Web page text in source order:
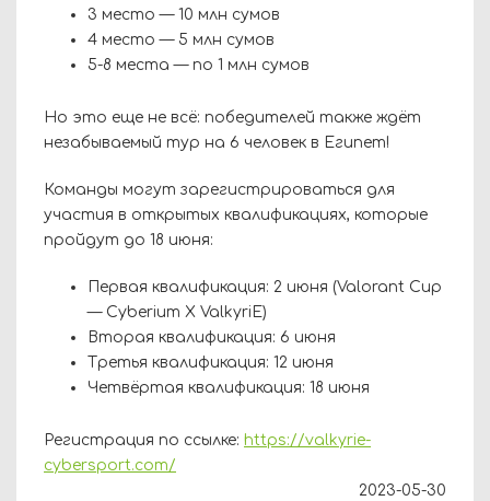
3 место — 10 млн сумов
4 место — 5 млн сумов
5-8 места — по 1 млн сумов
Но это еще не всё: победителей также ждёт
незабываемый тур на 6 человек в Египет!
Команды могут зарегистрироваться для
участия в открытых квалификациях, которые
пройдут до 18 июня:
Первая квалификация: 2 июня (Valorant Cup
— Cyberium X ValkyriE)
Вторая квалификация: 6 июня
Третья квалификация: 12 июня
Четвёртая квалификация: 18 июня
Регистрация по ссылке: https://valkyrie-
cybersport.com/
2023-05-30